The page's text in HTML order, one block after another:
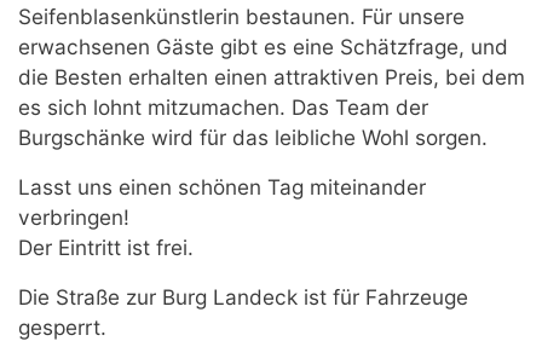
Seifenblasenkünstlerin bestaunen. Für unsere
erwachsenen Gäste gibt es eine Schätzfrage, und
die Besten erhalten einen attraktiven Preis, bei dem
es sich lohnt mitzumachen. Das Team der
Burgschänke wird für das leibliche Wohl sorgen.
Lasst uns einen schönen Tag miteinander
verbringen!
Der Eintritt ist frei.
Die Straße zur Burg Landeck ist für Fahrzeuge
gesperrt.